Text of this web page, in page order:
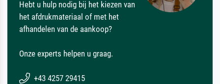
Hebt u hulp nodig bij het kiezen van
het afdrukmateriaal of met het
afhandelen van de aankoop?
Onze experts helpen u graag.
+43 4257 29415